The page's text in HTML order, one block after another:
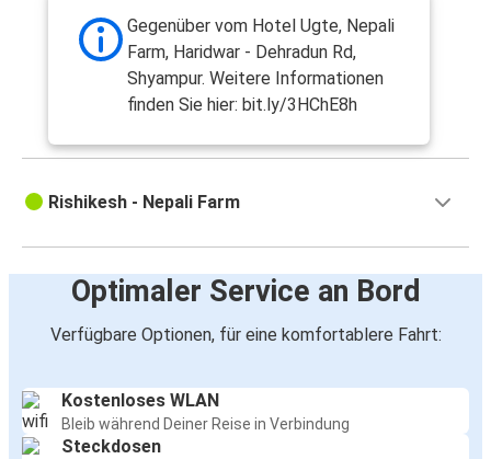
Gegenüber vom Hotel Ugte, Nepali
Farm, Haridwar - Dehradun Rd,
Shyampur. Weitere Informationen
finden Sie hier: bit.ly/3HChE8h
Rishikesh - Nepali Farm
Optimaler Service an Bord
Verfügbare Optionen, für eine komfortablere Fahrt:
Kostenloses WLAN
Bleib während Deiner Reise in Verbindung
Steckdosen